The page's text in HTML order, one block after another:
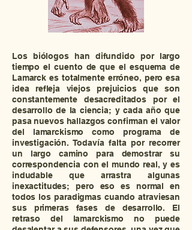
Los biólogos han difundido por largo
tiempo el cuento de que el esquema de
Lamarck es totalmente erróneo, pero esa
idea refleja viejos prejuicios que son
constantemente desacreditados por el
desarrollo de la ciencia; y cada año que
pasa nuevos hallazgos confirman el valor
del lamarckismo como programa de
investigación. Todavía falta por recorrer
un largo camino para demostrar su
correspondencia con el mundo real, y es
indudable que arrastra algunas
inexactitudes; pero eso es normal en
todos los paradigmas cuando atraviesan
sus primeras fases de desarrollo. El
retraso del lamarckismo no puede